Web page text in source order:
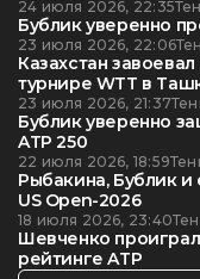
24 июля 2026, 22:35
Бублик уверенно
23 июля 2026, 22:06
Казахстан
турнире WTT в
23 июля 2026, 21:37
Бублик уверенно
ATP 250
22 июля 2026, 18:59
Рыбакина, Бублик и
US Open-2026
18 июля 2026, 23:40
Шевченко
рейтинге ATP